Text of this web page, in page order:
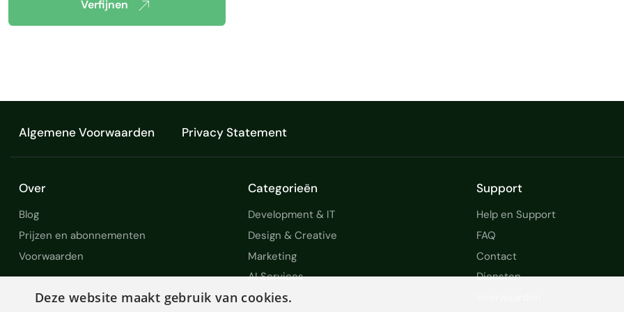
Verfijnen
Algemene Voorwaarden Privacy Statement
Over
Blog
Prijzen en abonnementen
Voorwaarden
Categorieën
Development & IT
Design & Creative
Marketing
AI Services
Support
Help en Support
FAQ
Contact
Diensten
Deze website maakt gebruik van cookies.